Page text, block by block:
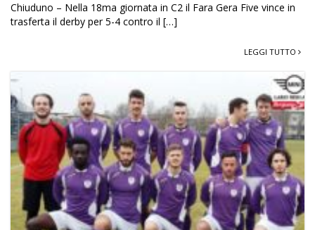
Chiuduno – Nella 18ma giornata in C2 il Fara Gera Five vince in
trasferta il derby per 5-4 contro il […]
LEGGI TUTTO